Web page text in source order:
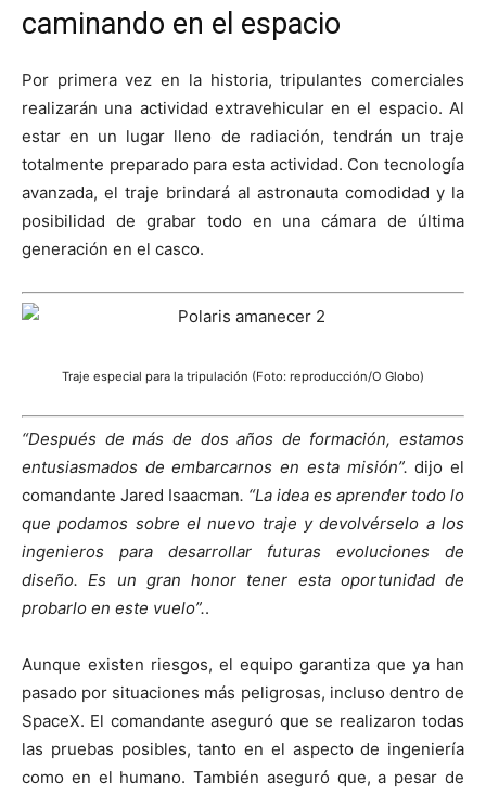
caminando en el espacio
Por primera vez en la historia, tripulantes comerciales
realizarán una actividad extravehicular en el espacio. Al
estar en un lugar lleno de radiación, tendrán un traje
totalmente preparado para esta actividad. Con tecnología
avanzada, el traje brindará al astronauta comodidad y la
posibilidad de grabar todo en una cámara de última
generación en el casco.
Traje especial para la tripulación (Foto: reproducción/O Globo)
“Después de más de dos años de formación, estamos
entusiasmados de embarcarnos en esta misión”.dijo el
comandante Jared Isaacman. “La idea es aprender todo lo
que podamos sobre el nuevo traje y devolvérselo a los
ingenieros para desarrollar futuras evoluciones de
diseño. Es un gran honor tener esta oportunidad de
probarlo en este vuelo”..
Aunque existen riesgos, el equipo garantiza que ya han
pasado por situaciones más peligrosas, incluso dentro de
SpaceX. El comandante aseguró que se realizaron todas
las pruebas posibles, tanto en el aspecto de ingeniería
como en el humano. También aseguró que, a pesar de